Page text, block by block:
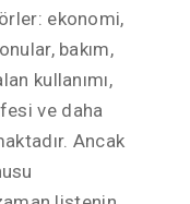
ekonomi,
bakım,
kullanımı,
ve daha
Ancak